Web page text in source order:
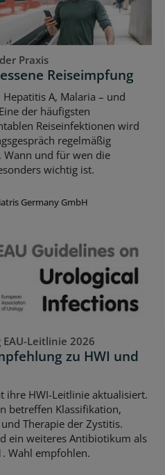
Praxis
Reiseimpfung
Hepatitis A, Malaria – und
der häufigsten
Reiseinfektionen wird
regelmäßig
Wann und für wen die
wichtig ist.
Germany GmbH
EAU-Leitlinie 2026
zu HWI und
ihre HWI-Leitlinie aktualisiert.
betreffen Klassifikation,
Therapie der Zystitis.
ein weiteres Antibiotikum als
Wahl empfohlen.